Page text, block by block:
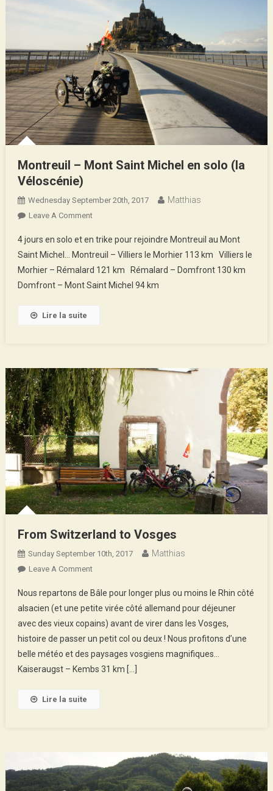
Montreuil – Mont Saint Michel en solo (la
Véloscénie)
Wednesday September 20th, 2017 Matthias
Leave A CommentOn
–
Mont
Saint
Michel
(la
4 jours en solo et en trike pour rejoindre Montreuil au Mont
Saint Michel… Montreuil – Villiers le Morhier 113 km Villiers le
Morhier – Rémalard 121 km Rémalard – Domfront 130 km
Domfront – Mont Saint Michel 94 km
Lire la suite
From Switzerland to Vosges
Sunday September 10th, 2017 Matthias
Leave A CommentOn
Switzerland
To
Vosges
Nous repartons de Bâle pour longer plus ou moins le Rhin côté
alsacien (et une petite virée côté allemand pour déjeuner
avec des vieux copains) avant de virer dans les Vosges,
histoire de passer un petit col ou deux ! Nous profitons d’une
belle météo et des paysages vosgiens magnifiques…
Kaiseraugst – Kembs 31 km […]
Lire la suite